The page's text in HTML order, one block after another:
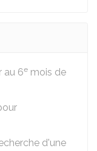
au 6e mois de
d'une